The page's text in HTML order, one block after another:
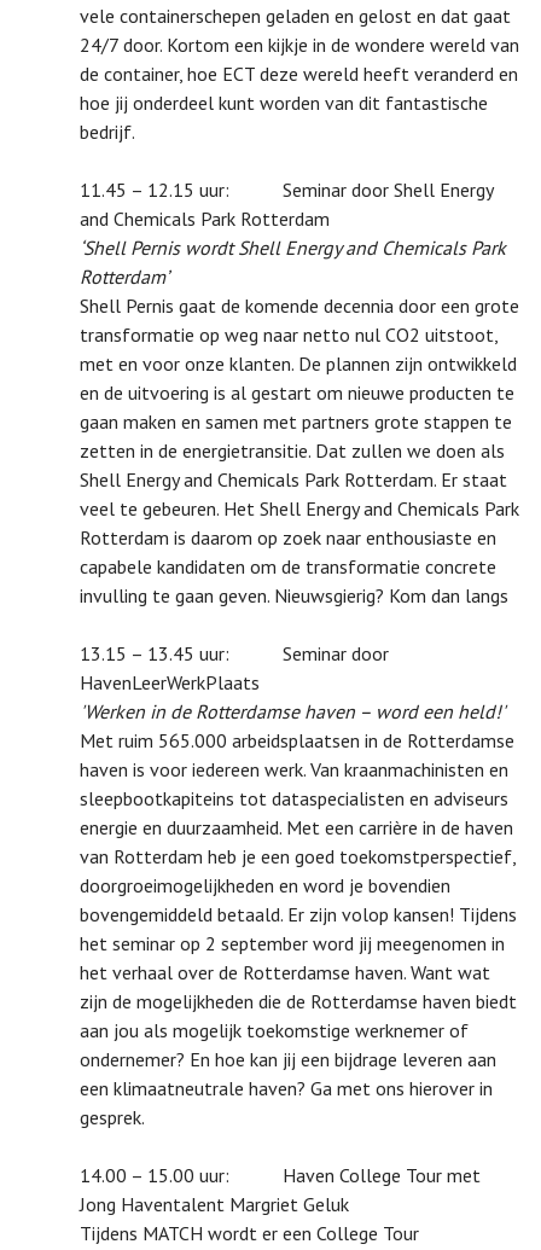
vele containerschepen geladen en gelost en dat gaat
24/7 door. Kortom een kijkje in de wondere wereld van
de container, hoe ECT deze wereld heeft veranderd en
hoe jij onderdeel kunt worden van dit fantastische
bedrijf.
11.45 – 12.15 uur: Seminar door Shell Energy
and Chemicals Park Rotterdam
‘Shell Pernis wordt Shell Energy and Chemicals Park
Rotterdam’
Shell Pernis gaat de komende decennia door een grote
transformatie op weg naar netto nul CO2 uitstoot,
met en voor onze klanten. De plannen zijn ontwikkeld
en de uitvoering is al gestart om nieuwe producten te
gaan maken en samen met partners grote stappen te
zetten in de energietransitie. Dat zullen we doen als
Shell Energy and Chemicals Park Rotterdam. Er staat
veel te gebeuren. Het Shell Energy and Chemicals Park
Rotterdam is daarom op zoek naar enthousiaste en
capabele kandidaten om de transformatie concrete
invulling te gaan geven. Nieuwsgierig? Kom dan langs
13.15 – 13.45 uur: Seminar door
HavenLeerWerkPlaats
'Werken in de Rotterdamse haven – word een held!'
Met ruim 565.000 arbeidsplaatsen in de Rotterdamse
haven is voor iedereen werk. Van kraanmachinisten en
sleepbootkapiteins tot dataspecialisten en adviseurs
energie en duurzaamheid. Met een carrière in de haven
van Rotterdam heb je een goed toekomstperspectief,
doorgroeimogelijkheden en word je bovendien
bovengemiddeld betaald. Er zijn volop kansen! Tijdens
het seminar op 2 september word jij meegenomen in
het verhaal over de Rotterdamse haven. Want wat
zijn de mogelijkheden die de Rotterdamse haven biedt
aan jou als mogelijk toekomstige werknemer of
ondernemer? En hoe kan jij een bijdrage leveren aan
een klimaatneutrale haven? Ga met ons hierover in
gesprek.
14.00 – 15.00 uur: Haven College Tour met
Jong Haventalent Margriet Geluk
Tijdens MATCH wordt er een College Tour